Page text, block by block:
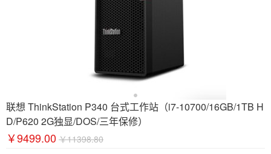
联想 ThinkStation P340 台式工作站（i7-10700/16GB/1TB H
D/P620 2G独显/DOS/三年保修）
￥9499.00 ￥11398.80